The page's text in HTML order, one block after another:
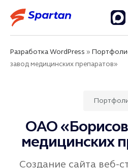
Разработка WordPress »
завод медицинских препаратов»
ОАО
медицинских
Создание сайта веб-